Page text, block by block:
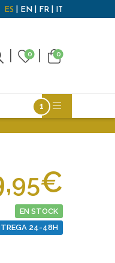
ES EN FR IT
0 0
95€
EN STOCK
24-48H